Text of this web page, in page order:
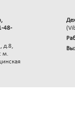
48-
д.8,
м.